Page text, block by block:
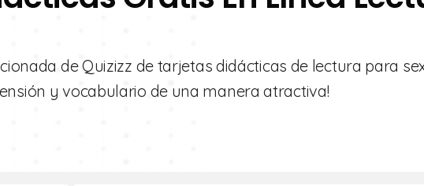
de Quizizz de tarjetas didácticas de lectura para
y vocabulario de una manera atractiva!